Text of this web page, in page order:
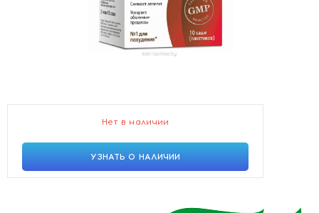
Нет в наличии
УЗНАТЬ О НАЛИЧИИ